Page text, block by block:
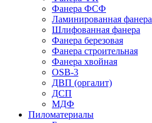
Фанера ФСФ
Ламинированная фанера
Шлифованная фанера
Фанера березовая
Фанера строительная
Фанера хвойная
OSB-3
ДВП (оргалит)
ДСП
МДФ
Пиломатериалы